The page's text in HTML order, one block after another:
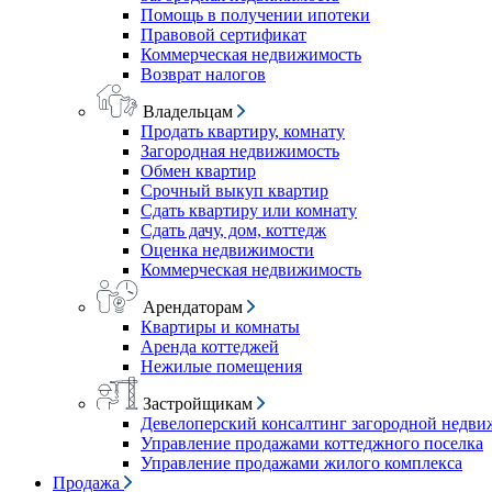
Помощь в получении ипотеки
Правовой сертификат
Коммерческая недвижимость
Возврат налогов
Владельцам
Продать квартиру, комнату
Загородная недвижимость
Обмен квартир
Срочный выкуп квартир
Сдать квартиру или комнату
Сдать дачу, дом, коттедж
Оценка недвижимости
Коммерческая недвижимость
Арендаторам
Квартиры и комнаты
Аренда коттеджей
Нежилые помещения
Застройщикам
Девелоперский консалтинг загородной
Управление продажами коттеджного поселка
Управление продажами жилого комплекса
Продажа